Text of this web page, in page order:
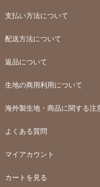
支払い方法について
配送方法について
返品について
生地の商用利用について
海外製生地・商品に関する注
よくある質問
マイアカウント
カートを見る